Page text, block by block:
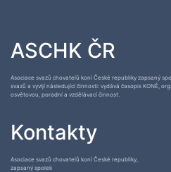
ASCHK ČR
Asociace svazů chovatelů koní České republiky zapsaný
svazů a vyvíjí následující činnosti: vydává časopis KONĚ,
osvětovou, poradní a vzdělávací činnost.
Kontakty
Asociace svazů chovatelů koní České republiky,
zapsaný spolek